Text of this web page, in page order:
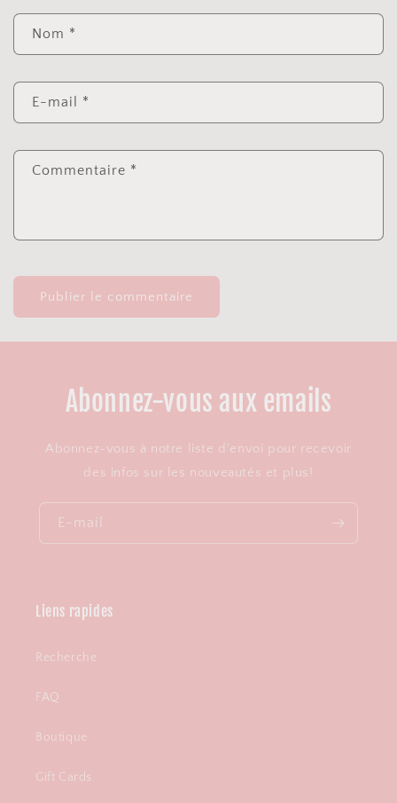
Nom *
E-mail *
Commentaire *
Abonnez-vous aux emails
Abonnez-vous à notre liste d'envoi pour recevoir
des infos sur les nouveautés et plus!
E-mail
Liens rapides
Recherche
FAQ
Boutique
Gift Cards